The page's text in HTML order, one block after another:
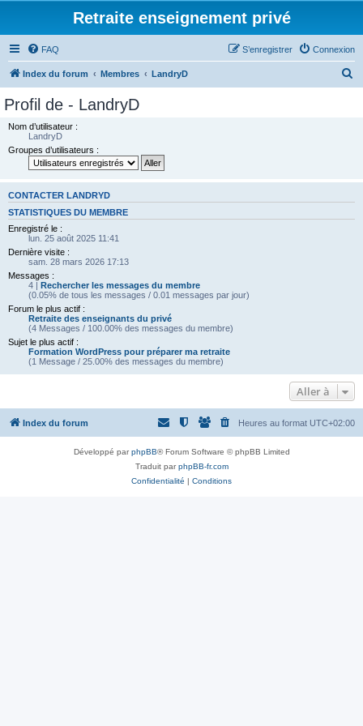
Retraite enseignement privé
FAQ Connexion
S’enregistrer
Index du forum Membres LandryD
Profil de - LandryD
Nom d’utilisateur :
LandryD
Groupes d’utilisateurs :
CONTACTER LANDRYD
STATISTIQUES DU MEMBRE
Enregistré le :
lun. 25 août 2025 11:41
Dernière visite :
sam. 28 mars 2026 17:13
Messages :
4 | Rechercher les messages du membre
(0.05% de tous les messages / 0.01 messages par jour)
Forum le plus actif :
Retraite des enseignants du privé
(4 Messages / 100.00% des messages du membre)
Sujet le plus actif :
Formation WordPress pour préparer ma retraite
(1 Message / 25.00% des messages du membre)
Aller à
Index du forum Heures au format UTC+02:00
Développé parphpBB® Forum Software © phpBB Limited
Traduit parphpBB-fr.com
Confidentialité | Conditions